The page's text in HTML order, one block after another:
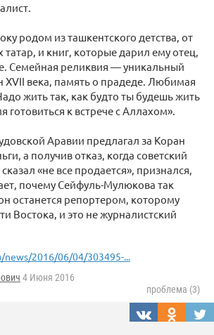
родом из ташкентского детства, от
и книг, которые дарил ему отец,
Семейная реликвия — уникальный
XVII века, память о прадеде. Любимая
жить так, как будто ты будешь жить
готовиться к встрече с Аллахом».
Аравии предлагал за Коран
а получив отказ, когда советский
«не все продается», признался,
почему Сейфуль-Мулюкова так
останется репортером, которому
Востока, и это не журналистский
news/2016/06/04/303495-...
4 Июня 2016
проблема (3)